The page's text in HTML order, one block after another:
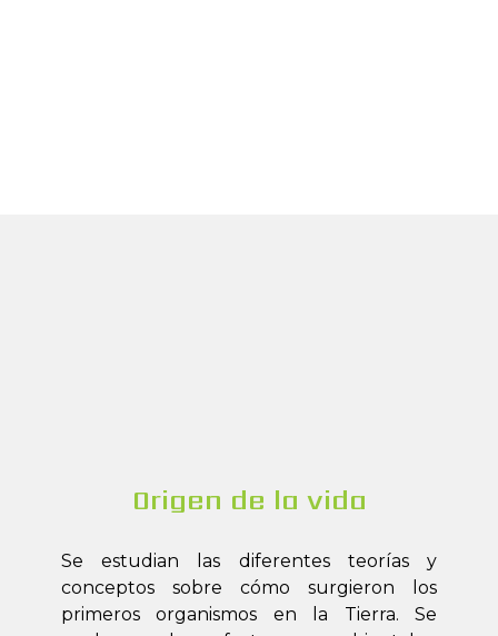
Origen de la vida
Se estudian las diferentes teorías y
conceptos sobre cómo surgieron los
primeros organismos en la Tierra. Se